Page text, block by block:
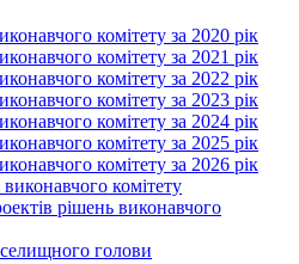
комітету за 2020 рік
комітету за 2021 рік
комітету за 2022 рік
комітету за 2023 рік
комітету за 2024 рік
комітету за 2025 рік
комітету за 2026 рік
комітету
рішень виконавчого
голови